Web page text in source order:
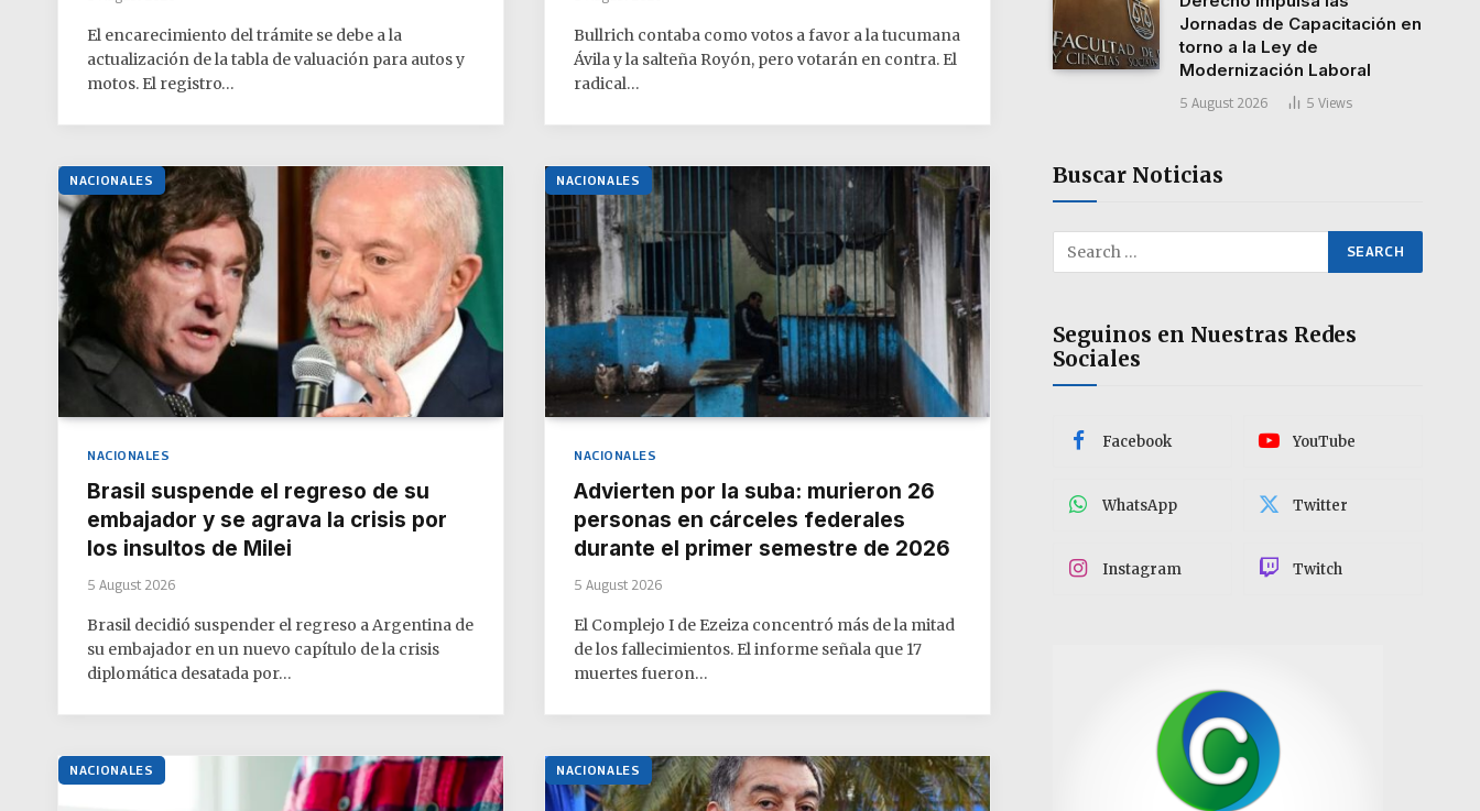
El encarecimiento del trámite se debe a la
actualización de la tabla de valuación para autos y
motos. El registro…
Bullrich contaba como votos a favor a la tucumana
Ávila y la salteña Royón, pero votarán en contra. El
radical…
NACIONALES
NACIONALES
Brasil suspende el regreso de su
embajador y se agrava la crisis por
los insultos de Milei
5 August 2026
Brasil decidió suspender el regreso a Argentina de
su embajador en un nuevo capítulo de la crisis
diplomática desatada por…
NACIONALES
NACIONALES
Advierten por la suba: murieron 26
personas en cárceles federales
durante el primer semestre de 2026
5 August 2026
El Complejo I de Ezeiza concentró más de la mitad
de los fallecimientos. El informe señala que 17
muertes fueron…
NACIONALES NACIONALES
Jornadas de Capacitación en
torno a la Ley de
Modernización Laboral
5 August 2026 5 Views
Buscar Noticias
Seguinos en Nuestras Redes
Sociales
Facebook YouTube
WhatsApp Twitter
Instagram Twitch